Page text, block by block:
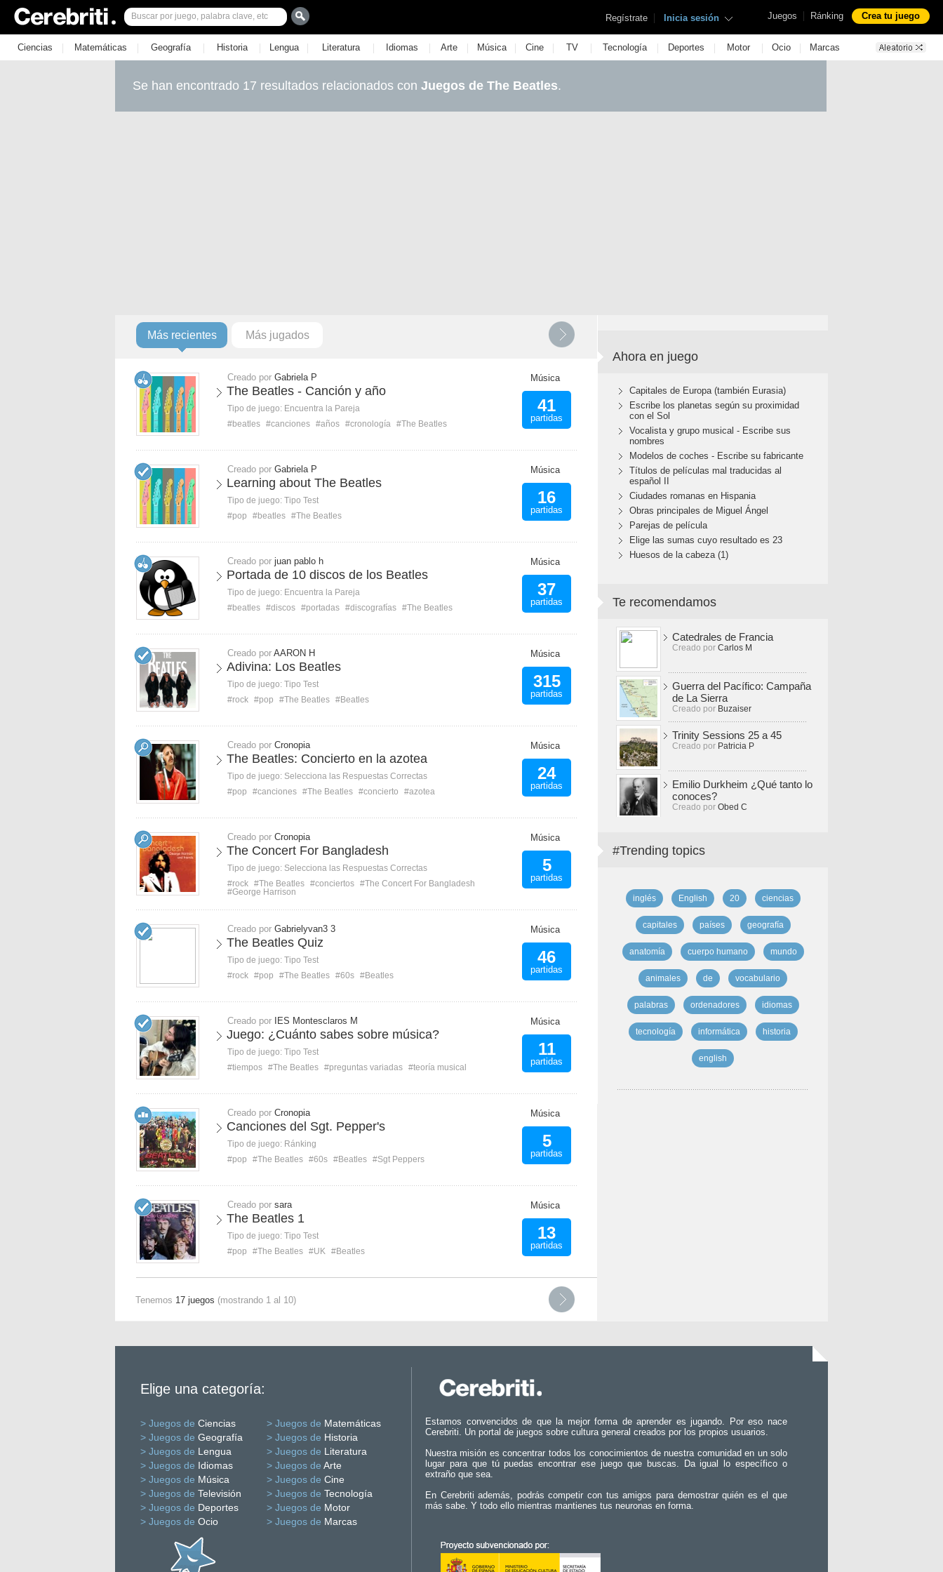
Juegos | Ránking Crea tu juego
Regístrate | Inicia sesión
Ciencias | Matemáticas | Geografía | Historia | Lengua | Literatura | Idiomas | Arte | Música | Cine | TV | Tecnología | Deportes | Motor | Ocio | Marcas
Se han encontrado 17 resultados relacionados con Juegos de The Beatles.
Más recientes Más jugados
Creado por Gabriela P
The Beatles - Canción y año
Tipo de juego: Encuentra la Pareja
#beatles #canciones #años #cronología #The Beatles
Música
41
partidas
Creado por Gabriela P
Learning about The Beatles
Tipo de juego: Tipo Test
#pop
#beatles #The Beatles
Música
16
partidas
Creado por juan pablo h
Portada de 10 discos de los Beatles
Tipo de juego: Encuentra la Pareja
#beatles #discos #portadas #discografías #The Beatles
Música
37
partidas
Creado por AARON H
Adivina: Los Beatles
Tipo de juego: Tipo Test
#rock #pop #The Beatles #Beatles
Música
315
partidas
Creado por Cronopia
The Beatles: Concierto en la azotea
Tipo de juego: Selecciona las Respuestas Correctas
#pop
#canciones #The Beatles #concierto #azotea
Música
24
partidas
Creado por Cronopia
The Concert For Bangladesh
Tipo de juego: Selecciona las Respuestas Correctas
#rock #The Beatles #conciertos #The Concert For Bangladesh
#George Harrison
Música
5
partidas
Creado por Gabrielyvan3 3
The Beatles Quiz
Tipo de juego: Tipo Test
#rock #pop #The Beatles #60s #Beatles
Música
46
partidas
Creado por IES Montesclaros M
Juego: ¿Cuánto sabes sobre música?
Tipo de juego: Tipo Test
#tiempos #The Beatles #preguntas variadas #teoría musical
Música
11
partidas
Creado por Cronopia
Canciones del Sgt. Pepper's
Tipo de juego: Ránking
#pop
#The Beatles #60s #Beatles #Sgt Peppers
Música
5
partidas
Creado por sara
The Beatles 1
Tipo de juego: Tipo Test
#pop
#The Beatles #UK #Beatles
Música
13
partidas
Tenemos 17 juegos (mostrando 1 al 10)
Ahora en juego
Capitales de Europa (también Eurasia)
Escribe los planetas según su proximidad
con el Sol
Vocalista y grupo musical - Escribe sus
nombres
Modelos de coches - Escribe su fabricante
Títulos de películas mal traducidas al
español II
Ciudades romanas en Hispania
Obras principales de Miguel Ángel
Parejas de película
Elige las sumas cuyo resultado es 23
Huesos de la cabeza (1)
Te recomendamos
Catedrales de Francia
Creado por Carlos M
Guerra del Pacífico: Campaña
de La Sierra
Creado por Buzaiser
Trinity Sessions 25 a 45
Creado por Patricia P
Emilio Durkheim ¿Qué tanto lo
conoces?
Creado por Obed C
#Trending topics
inglés English 20 ciencias
capitales países geografía
anatomía cuerpo humano mundo
animales de vocabulario
palabras ordenadores idiomas
tecnología informática historia
english
Elige una categoría:
> Juegos de Ciencias > Juegos de Matemáticas
> Juegos de Geografía > Juegos de Historia
> Juegos de Lengua > Juegos de Literatura
> Juegos de Idiomas > Juegos de Arte
> Juegos de Música > Juegos de Cine
> Juegos de Televisión > Juegos de Tecnología
> Juegos de Deportes > Juegos de Motor
> Juegos de Ocio > Juegos de Marcas
Estamos convencidos de que la mejor forma de aprender es jugando. Por eso nace
Cerebriti. Un portal de juegos sobre cultura general creados por los propios usuarios.
Nuestra misión es concentrar todos los conocimientos de nuestra comunidad en un solo
lugar para que tú puedas encontrar ese juego que buscas. Da igual lo específico o
extraño que sea.
En Cerebriti además, podrás competir con tus amigos para demostrar quién es el que
más sabe. Y todo ello mientras mantienes tus neuronas en forma.